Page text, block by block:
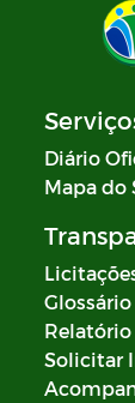
Diário
Mapa do
Glossário
Solicitar